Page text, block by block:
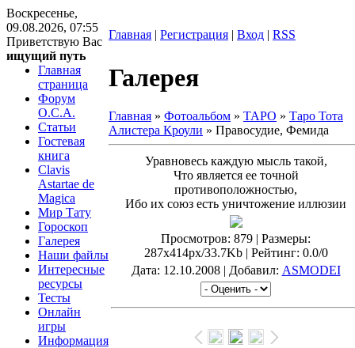
Воскресенье,
09.08.2026, 07:55
Приветствую Вас
ищущий путь
Главная | Регистрация | Вход | RSS
Главная
страница
Форум
O.C.A.
Статьи
Гостевая
книга
Clavis
Astartae de
Magica
Мир Тату
Гороскоп
Галерея
Наши файлы
Интересные
ресурсы
Тесты
Онлайн
игры
Информация
Галерея
Главная » Фотоальбом » ТАРО » Таро Тота
Алистера Кроули » Правосудие, Фемида
Уравновесь каждую мысль такой,
Что является ее точной
противоположностью,
Ибо их союз есть уничтожение иллюзии
Просмотров: 879 | Размеры:
287x414px/33.7Kb | Рейтинг: 0.0/0
Дата: 12.10.2008 | Добавил: ASMODEI